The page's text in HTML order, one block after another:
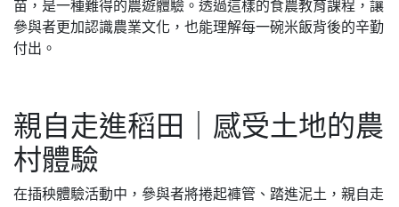
苗，是一種難得的農遊體驗。透過這樣的食農教育課程，讓
參與者更加認識農業文化，也能理解每一碗米飯背後的辛勤
付出。
親自走進稻田｜感受土地的農
村體驗
在插秧體驗活動中，參與者將捲起褲管、踏進泥土，親自走